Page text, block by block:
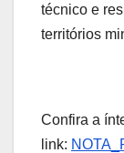
técnico e
territórios
Confira a
link: